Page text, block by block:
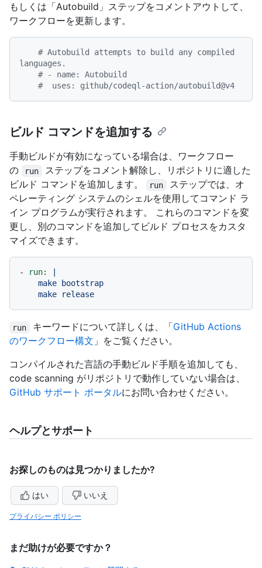
もしくは「Autobuild」ステップをコメントアウトして、
ワークフローを更新します。
# Autobuild attempts to build any compiled
languages.
# - name: Autobuild
#  uses: github/codeql-action/autobuild@v4
ビルド コマンドを追加する
手動ビルドが有効になっている場合は、ワークフロー
の
run
ステップをコメント解除し、リポジトリに適した
ビルド コマンドを追加します。
run
ステップでは、オ
ペレーティング システムのシェルを使用してコマンド ラ
イン プログラムが実行されます。 これらのコマンドを変
更し、別のコマンドを追加してビルド プロセスをカスタ
マイズできます。
- run:
run キーワードについて詳しくは、「GitHub Actions
のワークフロー構文 」をご覧ください。
コンパイルされた言語の手動ビルド手順を追加しても、
code scanning がリポジトリで動作していない場合は、
GitHub サポート ポータルにお問い合わせください。
ヘルプとサポート
お探しのものは見つかりましたか?
はい いいえ
プライバシー ポリシー
まだ助けが必要ですか？